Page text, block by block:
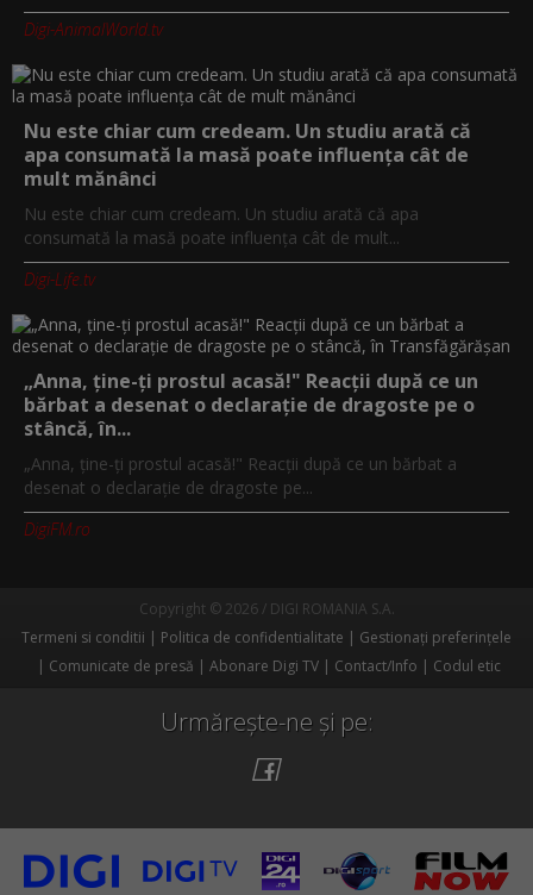
Digi-AnimalWorld.tv
Nu este chiar cum credeam. Un studiu arată că
apa consumată la masă poate influența cât de
mult mănânci
Nu este chiar cum credeam. Un studiu arată că apa
consumată la masă poate influența cât de mult...
Digi-Life.tv
„Anna, ţine-ţi prostul acasă!" Reacţii după ce un
bărbat a desenat o declaraţie de dragoste pe o
stâncă, în...
„Anna, ţine-ţi prostul acasă!" Reacţii după ce un bărbat a
desenat o declaraţie de dragoste pe...
DigiFM.ro
Copyright © 2026 / DIGI ROMANIA S.A.
Termeni si conditii
Politica de confidentialitate
Gestionați preferințele
Comunicate de presă
Abonare Digi TV Contact/Info Codul etic
Urmărește-ne și pe: